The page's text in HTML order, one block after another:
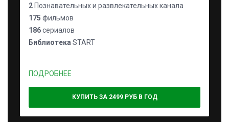
2 Познавательных и развлекательных канала
175 фильмов
186сериалов
Библиотека START
ПОДРОБНЕЕ
КУПИТЬ ЗА 2499 РУБ В ГОД